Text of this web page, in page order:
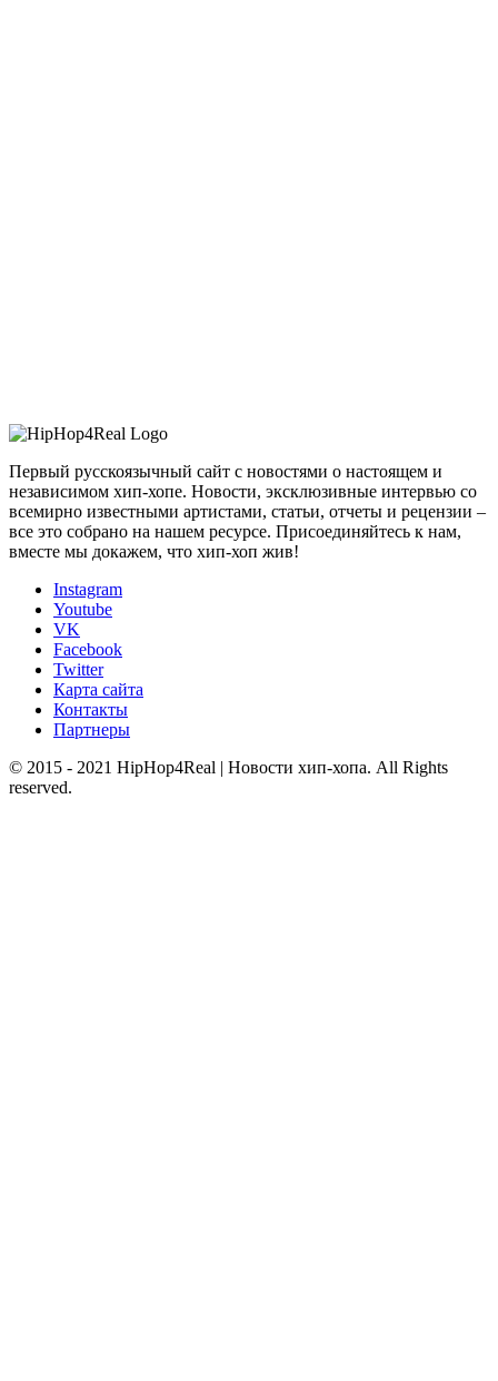
Первый русскоязычный сайт с новостями о настоящем и
независимом хип-хопе. Новости, эксклюзивные интервью со
всемирно известными артистами, статьи, отчеты и рецензии –
все это собрано на нашем ресурсе. Присоединяйтесь к нам,
вместе мы докажем, что хип-хоп жив!
Instagram
Youtube
VK
Facebook
Twitter
Карта сайта
Контакты
Партнеры
© 2015 - 2021 HipHop4Real | Новости хип-хопа. All Rights
reserved.